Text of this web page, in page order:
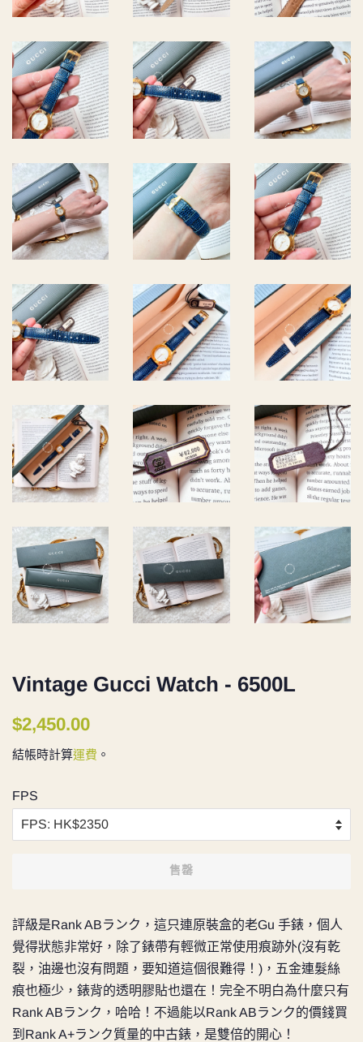
Vintage Gucci Watch - 6500L
定
$2,450.00
結帳時計算運費 。
FPS
售罄
評級是Rank ABランク，這只連原裝盒的老Gu 手錶，個人
覺得狀態非常好，除了錶帶有輕微正常使用痕跡外(沒有乾
裂，油邊也沒有問題，要知道這個很難得！)，五金連髮絲
痕也極少， 錶背的透明膠貼也還在！完全不明白為什麼只有
Rank ABランク，哈哈！不過能以Rank ABランク的價錢買
到Rank A+ランク質量的中古錶，是雙倍的開心！